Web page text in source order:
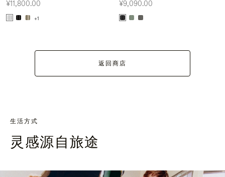
¥11,800.00
+1
¥9,090.00
返回商店
生活方式
灵感源自旅途